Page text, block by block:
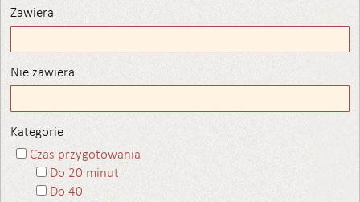
Zawiera
Nie zawiera
Kategorie
Czas przygotowania
Do 20 minut
Do 40